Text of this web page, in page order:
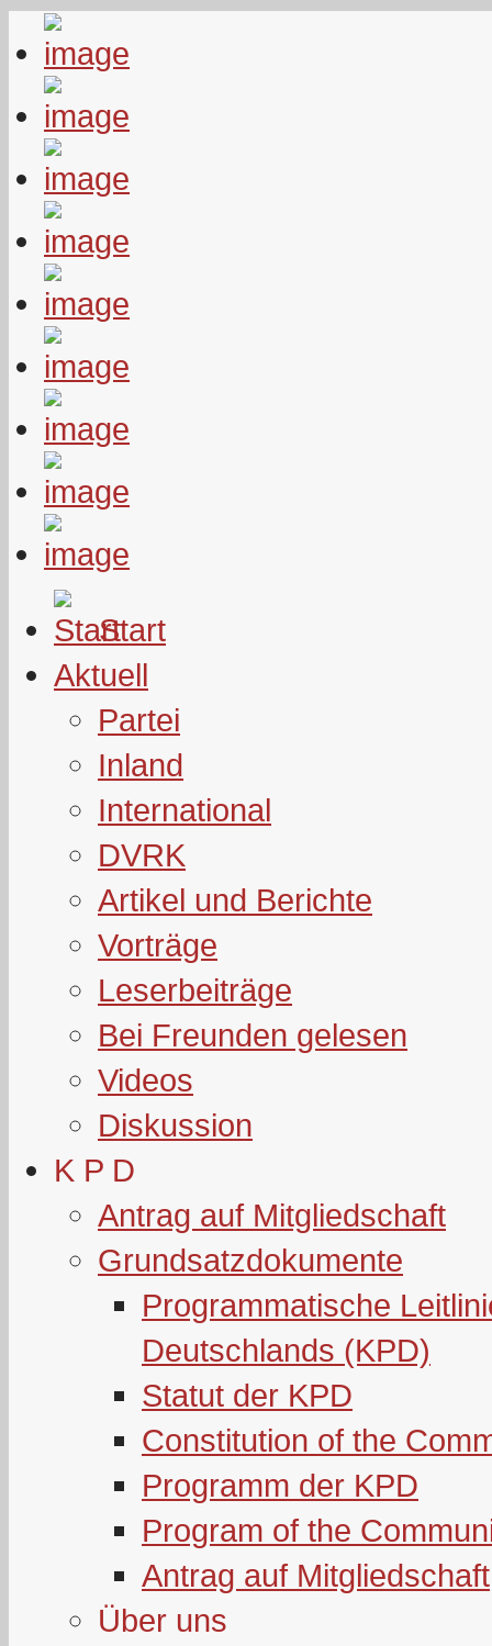
Start
Aktuell
Partei
Inland
International
DVRK
Artikel und Berichte
Vorträge
Leserbeiträge
Bei Freunden gelesen
Videos
Diskussion
K P D
Antrag auf Mitgliedschaft
Grundsatzdokumente
Programmatische
Deutschlands (KPD)
Statut der KPD
Constitution of the
Programm der KPD
Program of the
Antrag auf Mitgliedschaft
Über uns